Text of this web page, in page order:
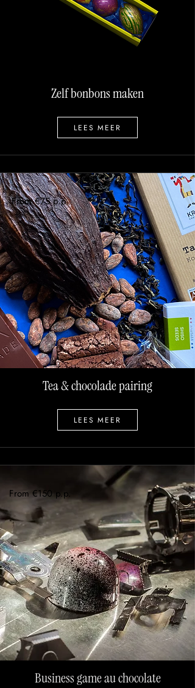
Zelf bonbons maken
LEES MEER
From €75 p.p.
Tea & chocolade pairing
LEES MEER
From €150 p.p.
Business game au chocolate